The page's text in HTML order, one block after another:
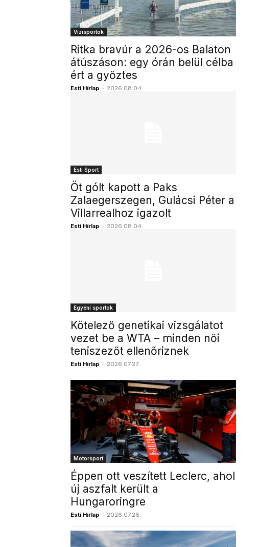
Vízisportok
Ritka bravúr a 2026-os Balaton
átúszáson: egy órán belül célba
ért a győztes
Esti Hírlap - 2026.08.04.
Esti Sport
Öt gólt kapott a Paks
Zalaegerszegen, Gulácsi Péter a
Villarrealhoz igazolt
Esti Hírlap - 2026.08.04.
Egyéni sportok
Kötelező genetikai vizsgálatot
vezet be a WTA – minden női
teniszezőt ellenőriznek
Esti Hírlap - 2026.07.27.
Motorsport
Éppen ott veszített Leclerc, ahol
új aszfalt került a
Hungaroringre
Esti Hírlap - 2026.07.26.